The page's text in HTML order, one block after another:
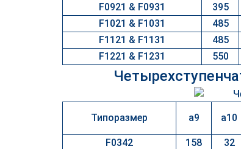
F0921 & F0931 395
F1021 & F1031
485
F1121 & F1131
485
F1221 & F1231
550
Типоразмер a9 a10
F0342
158 32